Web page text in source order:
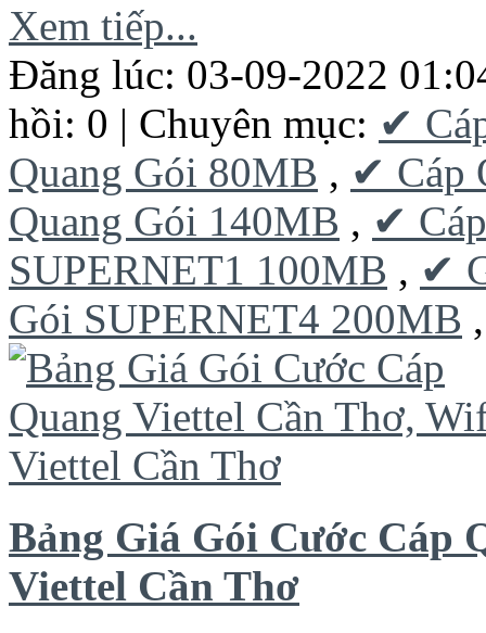
Xem tiếp...
Đăng lúc: 03-09-2022
hồi: 0 | Chuyên mục: ✔
Quang Gói 80MB , ✔ Cáp
Quang Gói 140MB , ✔
SUPERNET1 100MB , ✔
Gói SUPERNET4 200MB
Bảng Giá Gói Cước Cáp
Viettel Cần Thơ